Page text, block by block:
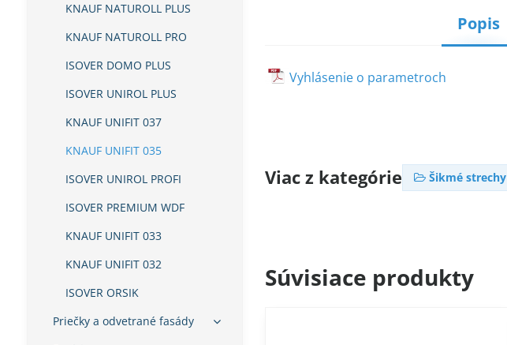
Popis
Vyhlásenie o parametroch
Viac z kategórie Šikmé strechy
Súvisiace produkty
KNAUF NATUROLL PLUS
KNAUF NATUROLL PRO
ISOVER DOMO PLUS
ISOVER UNIROL PLUS
KNAUF UNIFIT 037
KNAUF UNIFIT 035
ISOVER UNIROL PROFI
ISOVER PREMIUM WDF
KNAUF UNIFIT 033
KNAUF UNIFIT 032
ISOVER ORSIK
Priečky a odvetrané fasády